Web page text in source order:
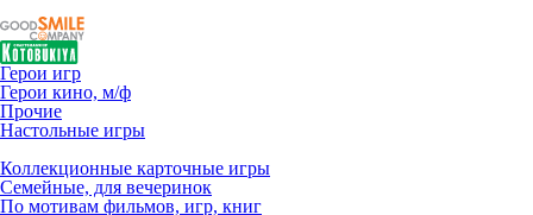
Герои игр
Герои кино, м/ф
Прочие
Настольные игры
Коллекционные карточные игры
Семейные, для вечеринок
По мотивам фильмов, игр, книг